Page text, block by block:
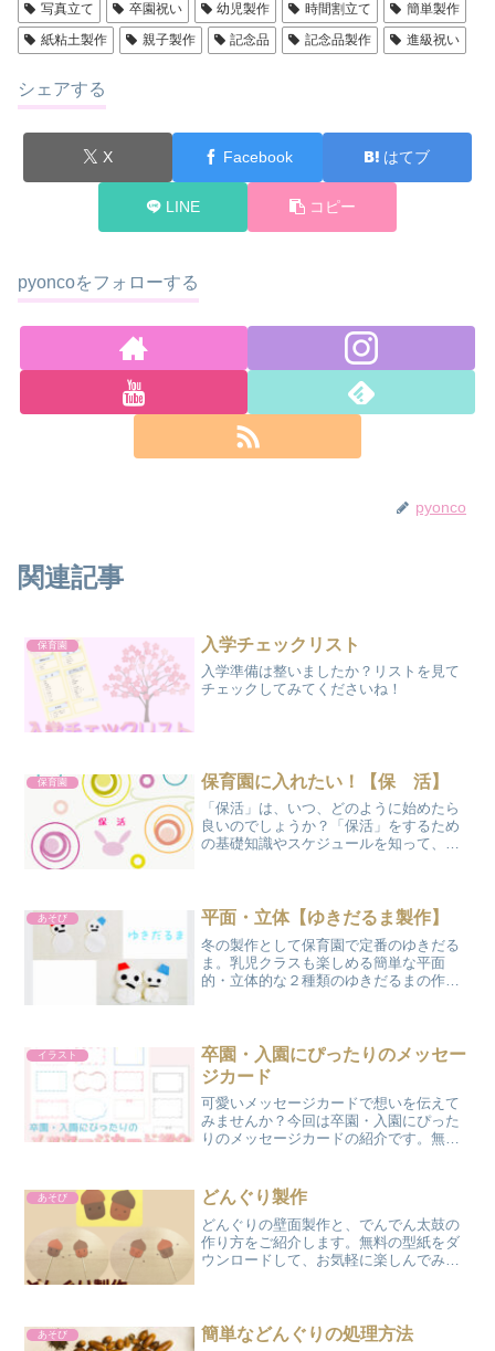
写真立て
卒園祝い 幼児製作 時間割立て
簡単製作
紙粘土製作
親子製作 記念品 記念品製作 進級祝い
シェアする
X Facebook はてブ
LINE コピー
pyoncoをフォローする
pyonco
関連記事
保育園 入学チェックリスト
入学準備は整いましたか？リストを見て
チェックしてみてくださいね！
保育園 保育園に入れたい！【保 活】
「保活」は、いつ、どのように始めたら
良いのでしょうか？「保活」をするため
の基礎知識やスケジュールを知って、入
あそび 平面・立体【ゆきだるま製作】
冬の製作として保育園で定番のゆきだる
ま。乳児クラスも楽しめる簡単な平面
的・立体的な２種類のゆきだるまの作り
イラスト
卒園・入園にぴったりのメッセー
ジカード
可愛いメッセージカードで想いを伝えて
みませんか？今回は卒園・入園にぴった
りのメッセージカードの紹介です。無料
あそび どんぐり製作
どんぐりの壁面製作と、でんでん太鼓の
作り方をご紹介します。無料の型紙をダ
ウンロードして、お気軽に楽しんでみて
あそび 簡単などんぐりの処理方法